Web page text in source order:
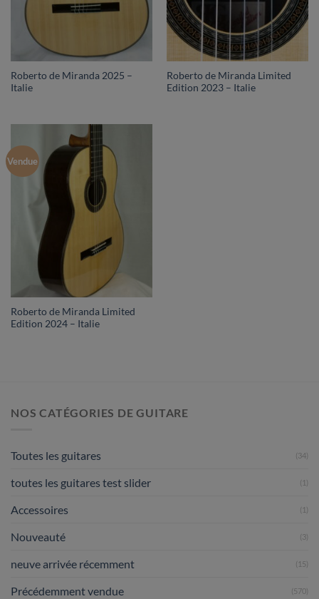
Roberto de Miranda 2025 –
Italie
Roberto de Miranda Limited
Edition 2023 – Italie
Vendue
Roberto de Miranda Limited
Edition 2024 – Italie
NOS CATÉGORIES DE GUITARE
Toutes les guitares (34)
toutes les guitares test slider (1)
Accessoires (1)
Nouveauté (3)
neuve arrivée récemment (15)
Précédemment vendue (570)